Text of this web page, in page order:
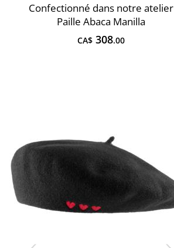
Confectionné dans notre atelier
Paille Abaca Manilla
CA$ 308.00